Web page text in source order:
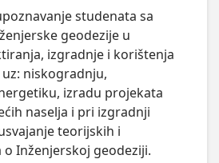
studenata sa
geodezije u
izgradnje i korištenja
niskogradnju,
izradu projekata
naselja i pri izgradnji
teorijskih i
Inženjerskoj geodeziji.